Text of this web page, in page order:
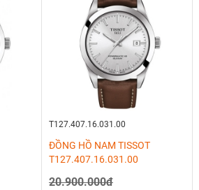
T127.407.16.031.00
ĐỒNG HỒ NAM TISSOT
T127.407.16.031.00
20.900.000đ